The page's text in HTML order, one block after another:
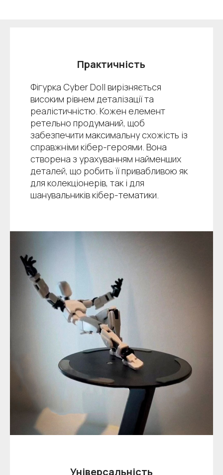
Практичність
Фігурка Cyber Doll вирізняється
високим рівнем деталізації та
реалістичністю. Кожен елемент
ретельно продуманий, щоб
забезпечити максимальну схожість із
справжніми кібер-героями. Вона
створена з урахуванням найменших
деталей, що робить її привабливою як
для колекціонерів, так і для
шанувальників кібер-тематики.
Універсальність